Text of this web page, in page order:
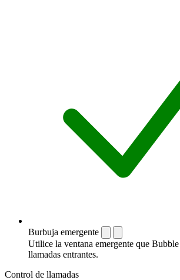
Burbuja emergente
Utilice la ventana emergente que
llamadas entrantes.
Control de llamadas